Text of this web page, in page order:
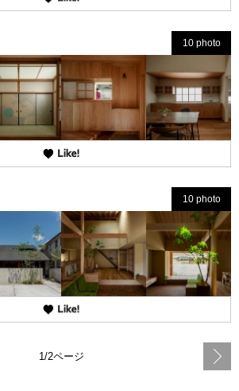
10 photo
10 photo
1/2ページ